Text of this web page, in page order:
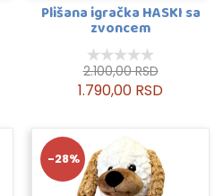
Plišana igračka HASKI sa
zvoncem
2.100,00 RSD
1.790,00 RSD
-28%